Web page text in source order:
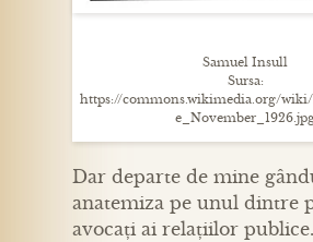
Samuel Insull
Sursa:
https://commons.wikimedia.org/
Dar departe de mine
anatemiza pe unul dintre
avocați ai relațiilor